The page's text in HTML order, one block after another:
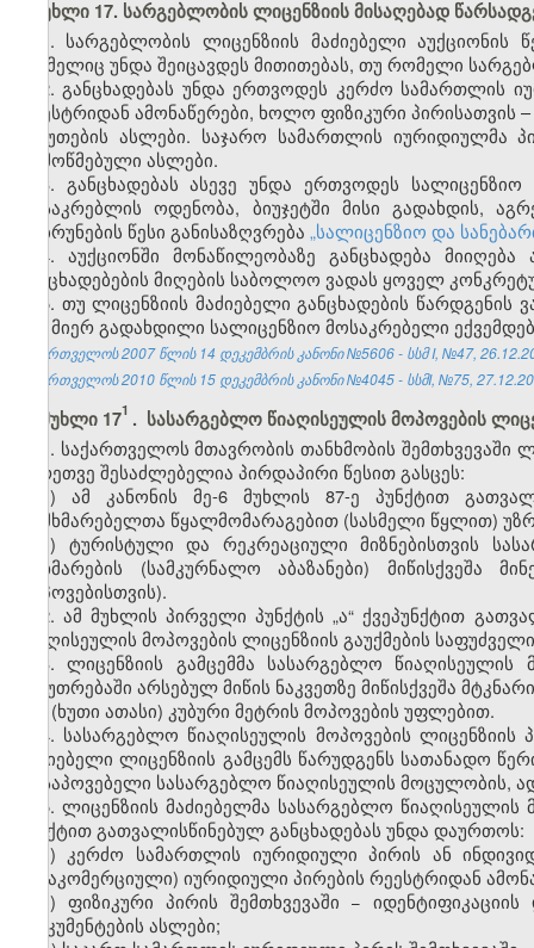
მუხლი 17. სარგებლობის ლიცენზიის მისაღებად
1. სარგებლობის ლიცენზიის მაძიებელი აუქციონის
რომელიც უნდა შეიცავდეს მითითებას, თუ რომელი
2. განცხადებას უნდა ერთვოდეს კერძო სამართლის
რეესტრიდან ამონაწერები, ხოლო ფიზიკური
საბუთების ასლები. საჯარო სამართლის იურიდიულმა
დამოწმებული ასლები.
3. განცხადებას ასევე უნდა ერთვოდეს
მოსაკრებლის ოდენობა, ბიუჯეტში მისი გადახდის,
დაბრუნების წესი განისაზღვრება „სალიცენზიო და
4. აუქციონში მონაწილეობაზე განცხადება
განცხადებების მიღების საბოლოო ვადას ყოველ
5. თუ ლიცენზიის მაძიებელი განცხადების
მის მიერ გადახდილი სალიცენზიო მოსაკრებელი
საქართველოს 2007 წლის 14 დეკემბრის კანონი №5606 - სსმ I, №47,
საქართველოს 2010 წლის 15 დეკემბრის კანონი №4045 - სსმI, №75,
მუხლი 171 . სასარგებლო წიაღისეულის მოპოვების
1. საქართველოს მთავრობის თანხმობის შემთხვევაში
აგრეთვე შესაძლებელია პირდაპირი წესით გასცეს:
ა) ამ კანონის მე-6 მუხლის 87-ე პუნქტით
მომხმარებელთა წყალმომარაგებით (სასმელი წყლით)
ბ) ტურისტული და რეკრეაციული მიზნებისთვის
მოხმარების (სამკურნალო აბაზანები) მიწისქვეშა
მოპოვებისთვის).
2. ამ მუხლის პირველი პუნქტის „ა“ ქვეპუნქტით
წიაღისეულის მოპოვების ლიცენზიის გაუქმების
3. ლიცენზიის გამცემმა სასარგებლო
საკუთრებაში არსებულ მიწის ნაკვეთზე მიწისქვეშა
000 (ხუთი ათასი) კუბური მეტრის მოპოვების უფლებით.
4. სასარგებლო წიაღისეულის მოპოვების ლიცენზიის
მაძიებელი ლიცენზიის გამცემს წარუდგენს სათანადო
მოსაპოვებელი სასარგებლო წიაღისეულის მოცულობის,
5. ლიცენზიის მაძიებელმა სასარგებლო
პუნქტით გათვალისწინებულ განცხადებას უნდა დაურთოს:
ა) კერძო სამართლის იურიდიული პირის ან
(არაკომერციული) იურიდიული პირების რეესტრიდან
ბ) ფიზიკური პირის შემთხვევაში −
დოკუმენტების ასლები;